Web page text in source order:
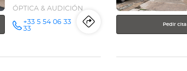
CUBZAC
Optical
ÓPTICA & AUDICIÓN
número
+33 5 54 06 33
33
Itinerario
a
Pedir cita